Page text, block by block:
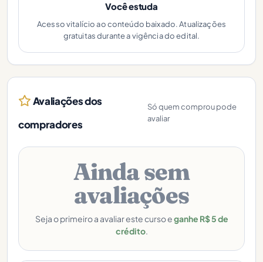
Você estuda
Acesso vitalício ao conteúdo baixado. Atualizações
gratuitas durante a vigência do edital.
Avaliações dos
compradores
Só quem comprou pode
avaliar
Ainda sem
avaliações
Seja o primeiro a avaliar este curso eganhe R$ 5 de
crédito.